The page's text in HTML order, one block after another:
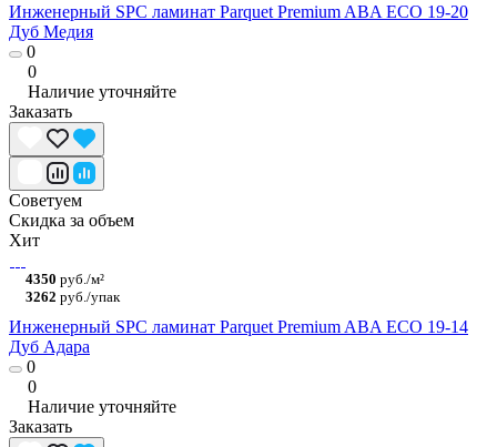
Инженерный SPC ламинат Parquet Premium ABA ECO 19-20
Дуб Медия
0
0
Наличие уточняйте
Заказать
Советуем
Скидка за объем
Хит
4350 руб./м²
3262 руб./упак
Инженерный SPC ламинат Parquet Premium ABA ECO 19-14
Дуб Адара
0
0
Наличие уточняйте
Заказать